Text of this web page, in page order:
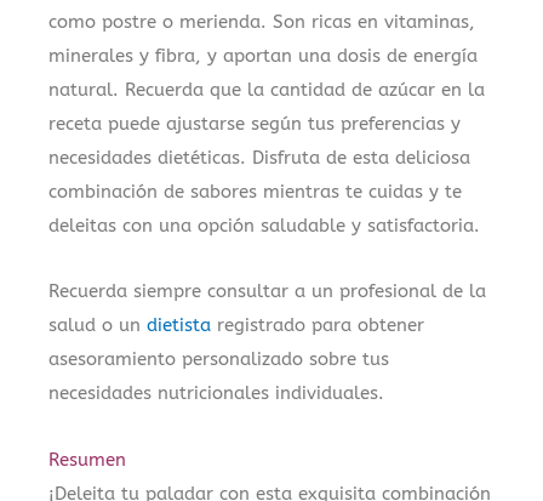
como postre o merienda. Son ricas en vitaminas,
minerales y fibra, y aportan una dosis de energía
natural. Recuerda que la cantidad de azúcar en la
receta puede ajustarse según tus preferencias y
necesidades dietéticas. Disfruta de esta deliciosa
combinación de sabores mientras te cuidas y te
deleitas con una opción saludable y satisfactoria.
Recuerda siempre consultar a un profesional de la
salud o un dietista registrado para obtener
asesoramiento personalizado sobre tus
necesidades nutricionales individuales.
Resumen
¡Deleita tu paladar con esta exquisita combinación